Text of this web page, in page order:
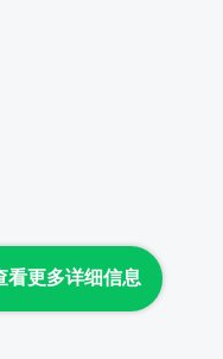
看更多详细信息